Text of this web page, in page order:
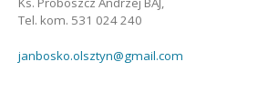
Tel. kom. 531 024 240
janbosko.olsztyn@gmail.com